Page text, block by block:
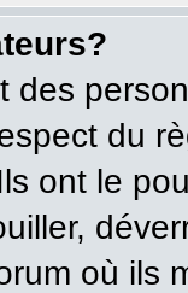
des
du
ont le
où ils